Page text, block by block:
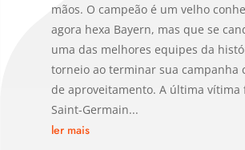
mãos. O campeão é um velho
agora hexa Bayern, mas que se
uma das melhores equipes da
torneio ao terminar sua campanha
de aproveitamento. A última vítima
Saint-Germain...
ler mais